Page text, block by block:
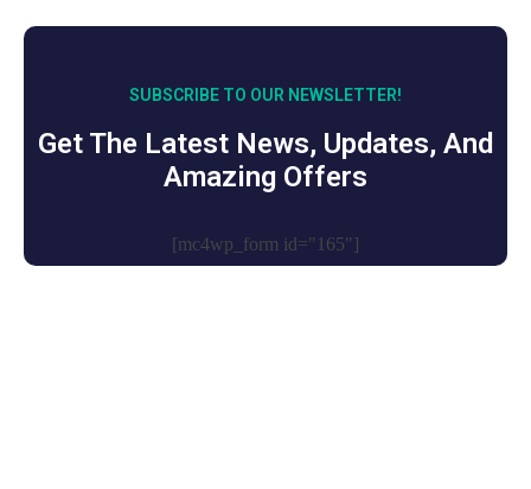
SUBSCRIBE TO OUR NEWSLETTER!
Get The Latest News, Updates, And
Amazing Offers
[mc4wp_form id="165"]